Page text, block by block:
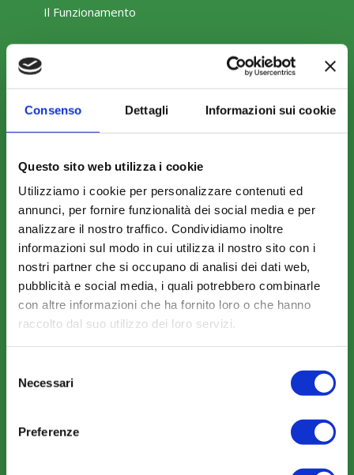
Consenso Dettagli Informazioni sui cookie
Questo sito web utilizza i cookie
Utilizziamo i cookie per personalizzare contenuti ed
annunci, per fornire funzionalità dei social media e per
analizzare il nostro traffico. Condividiamo inoltre
informazioni sul modo in cui utilizza il nostro sito con i
nostri partner che si occupano di analisi dei dati web,
pubblicità e social media, i quali potrebbero combinarle
con altre informazioni che ha fornito loro o che hanno
raccolto dal suo utilizzo dei loro servizi.
delNecessari
Preferenze
Il Funzionamento
COME ADERIRE
Modalità di adesione
Mobilità e Portabilità
Strumenti
COMUNICAZIONI
Eventi